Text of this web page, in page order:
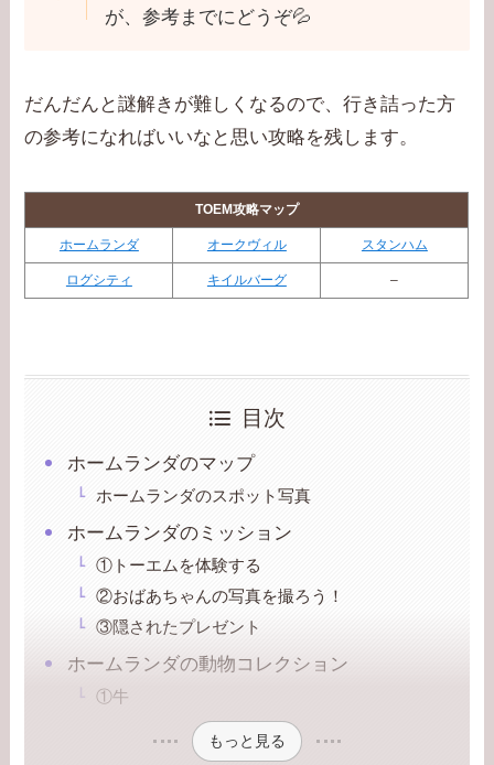
が、参考までにどうぞ💦
だんだんと謎解きが難しくなるので、行き詰った方
の参考になればいいなと思い攻略を残します。
TOEM攻略マップ
ホームランダ オークヴィル スタンハム
ログシティ キイルバーグ –
目次
ホームランダのマップ
ホームランダのスポット写真
ホームランダのミッション
①トーエムを体験する
②おばあちゃんの写真を撮ろう！
③隠されたプレゼント
ホームランダの動物コレクション
①牛
もっと見る